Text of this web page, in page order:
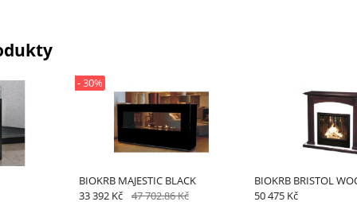
BIOKRB MAJESTIC BLACK
- 30%
33 392 Kč 47 702.86 Kč
BIOKRB BRISTOL
50 475 Kč